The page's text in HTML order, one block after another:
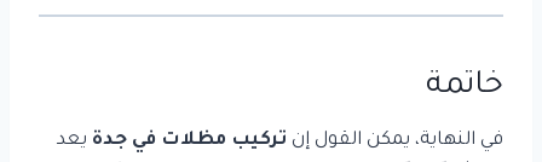
خاتمة
في النهاية، يمكن القول إن تركيب مظلات في جدة يعد